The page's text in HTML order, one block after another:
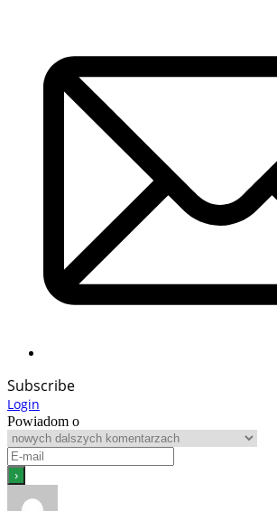
Subscribe
Login
Powiadom o